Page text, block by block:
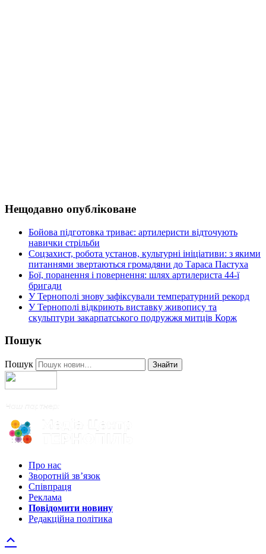
Нещодавно опубліковане
Бойова підготовка триває: артилеристи відточують
навички стрільби
Соцзахист, робота установ, культурні ініціативи: з якими
питаннями звертаються громадяни до Тараса Пастуха
Бої, поранення і повернення: шлях артилериста 44-ї
бригади
У Тернополі знову зафіксували температурний рекорд
У Тернополі відкриють виставку живопису та
скульптури закарпатського подружжя митців Корж
Пошук
Пошук Знайти
Про нас
Зворотній зв’язок
Співпраця
Реклама
Повідомити новину
Редакційна політика